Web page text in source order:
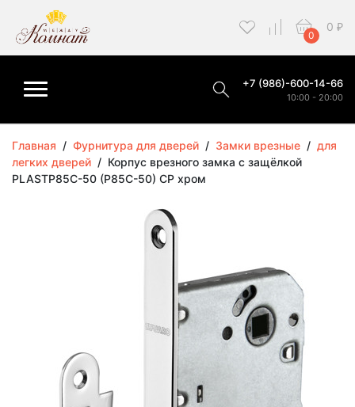
0
0 ₽
+7 (986)-600-14-66
10:00 - 20:00
Главная / Фурнитура для дверей / Замки врезные / для
легких дверей / Корпус врезного замка c защёлкой
PLASTP85C-50 (P85C-50) CP хром